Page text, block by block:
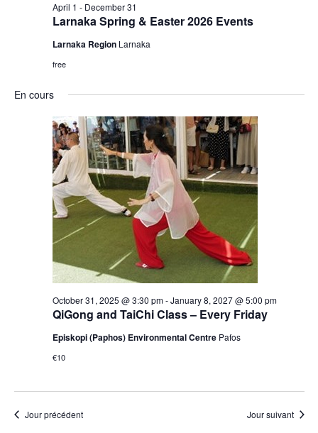
Larnaka Spring & Easter 2026 Events
April 1 - December 31
Larnaka Region Larnaka
free
En cours
QiGong and TaiChi Class – Every Friday
October 31, 2025 @ 3:30 pm-January 8, 2027 @ 5:00 pm
Episkopi (Paphos) Environmental Centre Pafos
€10
Jour précédent Jour suivant